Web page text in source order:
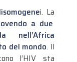
i. La
a due
nell’Africa
del mondo. Il
l’HIV sta